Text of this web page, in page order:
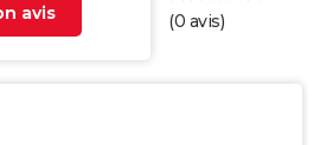
avis
(0 avis)